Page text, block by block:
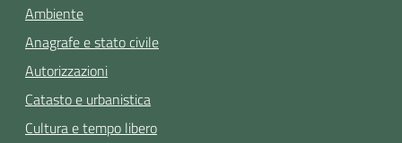
Ambiente
Anagrafe e stato civile
Autorizzazioni
Catasto e urbanistica
Cultura e tempo libero